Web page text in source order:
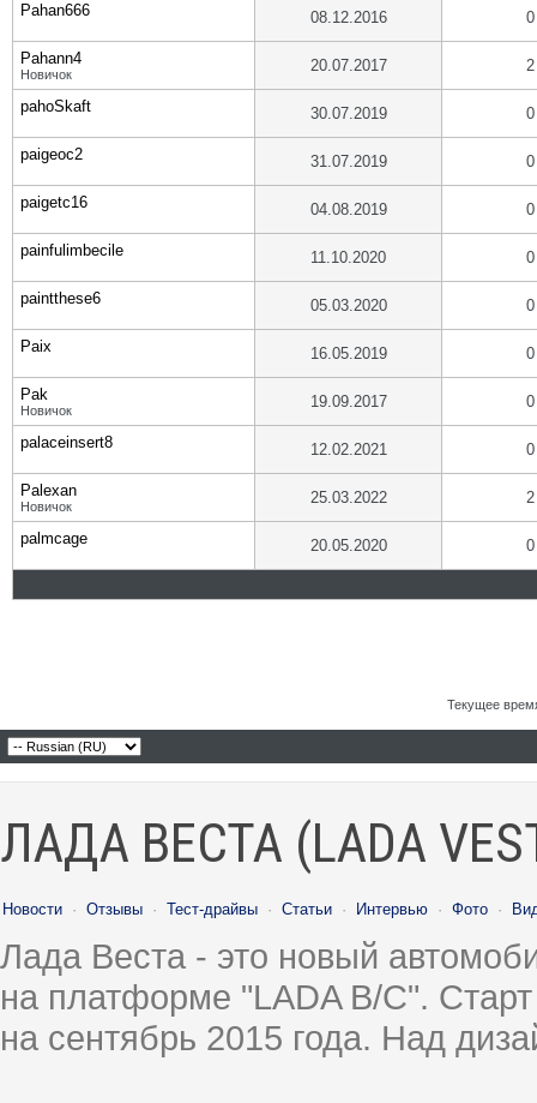
Pahan666 08.12.2016 0
Pahann4
Новичок 20.07.2017 2
pahoSkaft 30.07.2019 0
paigeoc2 31.07.2019 0
paigetc16 04.08.2019 0
painfulimbecile 11.10.2020 0
paintthese6 05.03.2020 0
Paix 16.05.2019 0
Pak
Новичок 19.09.2017 0
palaceinsert8 12.02.2021 0
Palexan
Новичок 25.03.2022 2
palmcage 20.05.2020 0
Текущее
ЛАДА ВЕСТА (LADA
Новости · Отзывы · Тест-драйвы · Статьи · Интервью · Фото ·
Лада Веста - это новый
на платформе "LADA B/C".
на сентябрь 2015 года. Над